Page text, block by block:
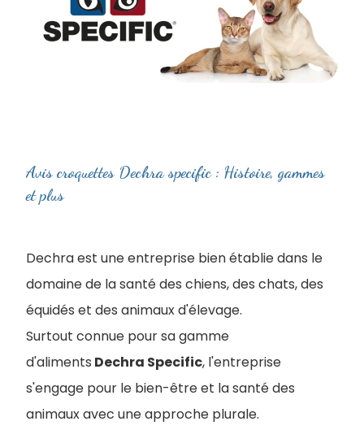
Avis croquettes Dechra specific : Histoire, gammes
et plus
Dechra est une entreprise bien établie dans le
domaine de la santé des chiens, des chats, des
équidés et des animaux d'élevage.
Surtout connue pour sa gamme
d'aliments Dechra Specific, l'entreprise
s'engage pour le bien-être et la santé des
animaux avec une approche plurale.